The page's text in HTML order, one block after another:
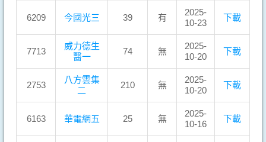
6209 今國光三 39 有
2025-
10-23
下載
7713
威力德生
醫一
74 無
2025-
10-20
下載
2753
八方雲集
二
210 無
2025-
10-20
下載
6163 華電網五 25 無
2025-
10-16
下載